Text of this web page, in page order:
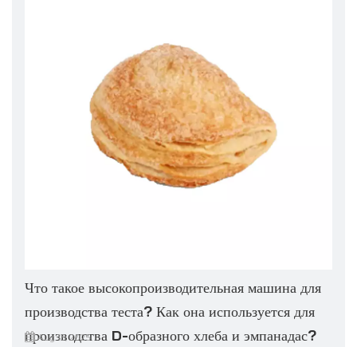
Что такое высокопроизводительная машина для
производства теста? Как она используется для
производства D-образного хлеба и эмпанадас?
Aug 13, 2025